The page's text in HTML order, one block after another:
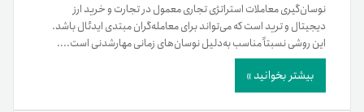
نوسان‌‌گیری معاملات استراتژی تجاری معمول در تجارت و خرید ارز
دیجیتال و ترید است که می‌تواند برای معامله‌گران مبتدی ایدئال باشد.
این روشی نسبتاً مناسب به‌دلیل نوسان‌های زمانی مهارشدنی است....
بیشتر بخوانید »